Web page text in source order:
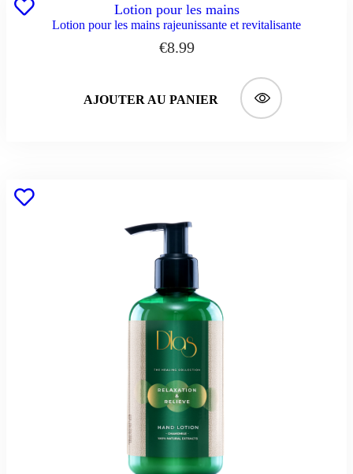
Lotion pour les mains
Lotion pour les mains rajeunissante et revitalisante
€8.99
AJOUTER AU PANIER